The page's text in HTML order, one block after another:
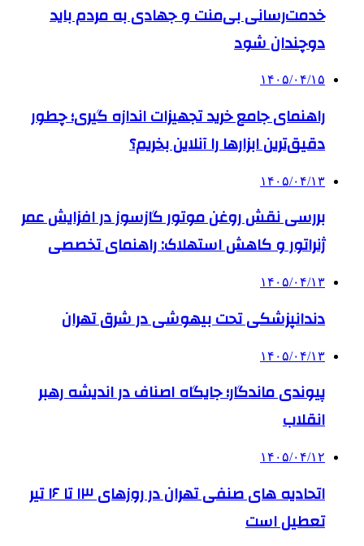
خدمت‌رسانی بی‌منت و جهادی به مردم باید
دوچندان شود
۱۴۰۵/۰۴/۱۵
راهنمای جامع خرید تجهیزات اندازه گیری؛ چطور
دقیق‌ترین ابزارها را آنلاین بخریم؟
۱۴۰۵/۰۴/۱۳
بررسی نقش روغن موتور گازسوز در افزایش عمر
ژنراتور و کاهش استهلاک: راهنمای تخصصی
۱۴۰۵/۰۴/۱۳
دندانپزشکی تحت بیهوشی در شرق تهران
۱۴۰۵/۰۴/۱۳
پیوندی ماندگار؛ جایگاه اصناف در اندیشه رهبر
انقلاب
۱۴۰۵/۰۴/۱۲
اتحادیه های صنفی تهران در روزهای ۱۳ تا ۱۶ تیر
تعطیل است